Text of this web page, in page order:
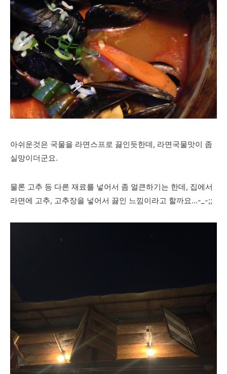
아쉬운것은 국물을 라면스프로 끓인듯한데, 라면국물맛이 좀
실망이더군요.
물론 고추 등 다른 재료를 넣어서 좀 얼큰하기는 한데, 집에서
라면에 고추, 고추장을 넣어서 끓인 느낌이라고 할까요...-_-;;